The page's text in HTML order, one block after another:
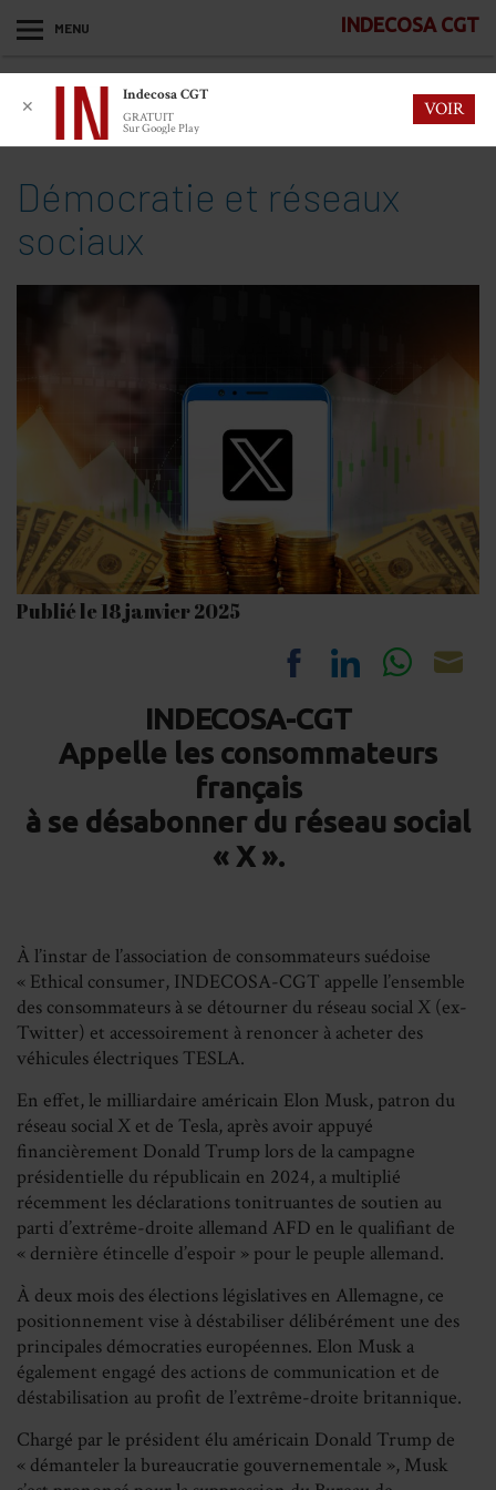
MENU INDECOSA CGT
Démocratie et réseaux
sociaux
Publié le 18 janvier 2025
on
Facebook
on
LinkedIn
INDECOSA-CGT
Appelle les consommateurs
français
à se désabonner du réseau social
« X ».
À l’instar de l’association de consommateurs suédoise
« Ethical consumer, INDECOSA-CGT appelle l’ensemble
des consommateurs à se détourner du réseau social X (ex-
Twitter) et accessoirement à renoncer à acheter des
véhicules électriques TESLA.
En effet, le milliardaire américain Elon Musk, patron du
réseau social X et de Tesla, après avoir appuyé
financièrement Donald Trump lors de la campagne
présidentielle du républicain en 2024, a multiplié
récemment les déclarations tonitruantes de soutien au
parti d’extrême-droite allemand AFD en le qualifiant de
« dernière étincelle d’espoir » pour le peuple allemand.
À deux mois des élections législatives en Allemagne, ce
positionnement vise à déstabiliser délibérément une des
principales démocraties européennes. Elon Musk a
également engagé des actions de communication et de
déstabilisation au profit de l’extrême-droite britannique.
Chargé par le président élu américain Donald Trump de
« démanteler la bureaucratie gouvernementale », Musk
✕
Indecosa CGT
GRATUIT
Sur Google Play
VOIR